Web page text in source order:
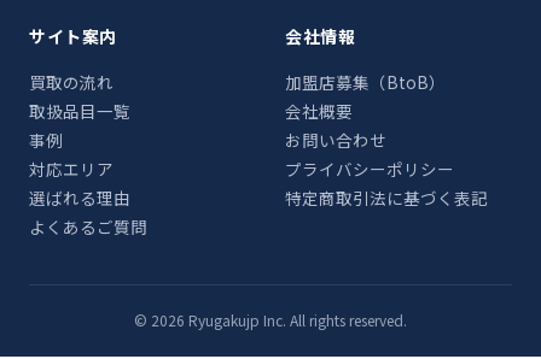
サイト案内
買取の流れ
取扱品目一覧
事例
対応エリア
選ばれる理由
よくあるご質問
会社情報
加盟店募集（BtoB）
会社概要
お問い合わせ
プライバシーポリシー
特定商取引法に基づく表記
© 2026 Ryugakujp Inc. All rights reserved.